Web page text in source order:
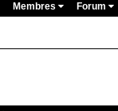
Membres Forum